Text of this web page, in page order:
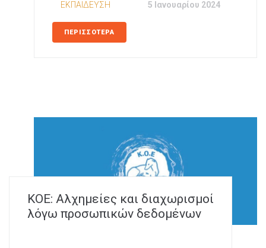
ΕΚΠΑΙΔΕΥΣΗ 5 Ιανουαρίου 2024
ΠΕΡΙΣΣΟΤΕΡΑ
ΚΟΕ: Αλχημείες και διαχωρισμοί
λόγω προσωπικών δεδομένων